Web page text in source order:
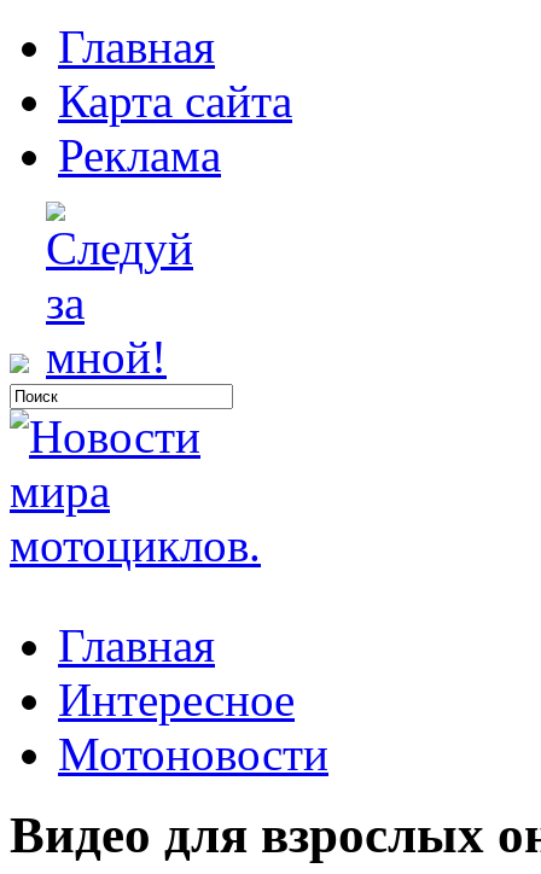
Главная
Карта сайта
Реклама
Главная
Интересное
Мотоновости
Видео для взрослых